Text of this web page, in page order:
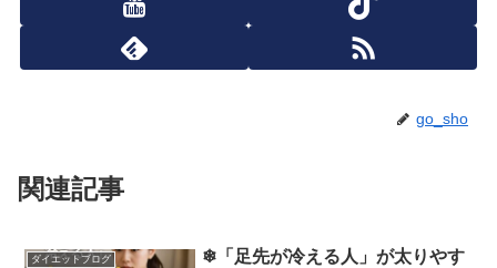
go_sho
関連記事
ダイエットブログ
❄「足先が冷える人」が太りやす